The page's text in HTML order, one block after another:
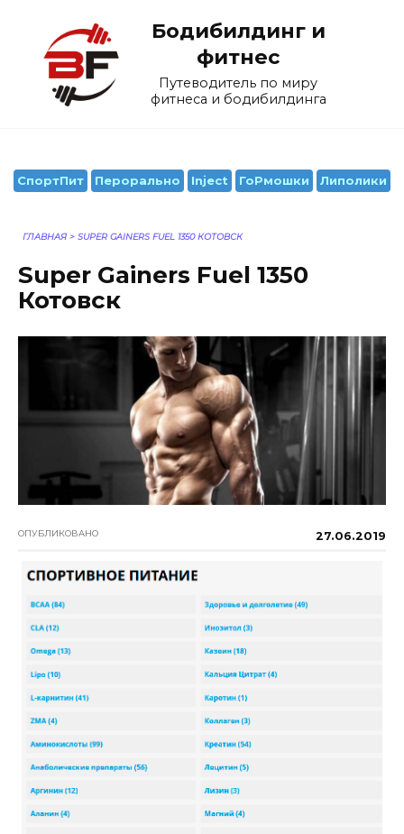
содержанию
Бодибилдинг и
фитнес
Путеводитель по миру
фитнеса и бодибилдинга
СпортПит Перорально Inject ГоРмошки Липолики
ГЛАВНАЯ > SUPER GAINERS FUEL 1350 КОТОВСК
Super Gainers Fuel 1350
Котовск
ОПУБЛИКОВАНО 27.06.2019